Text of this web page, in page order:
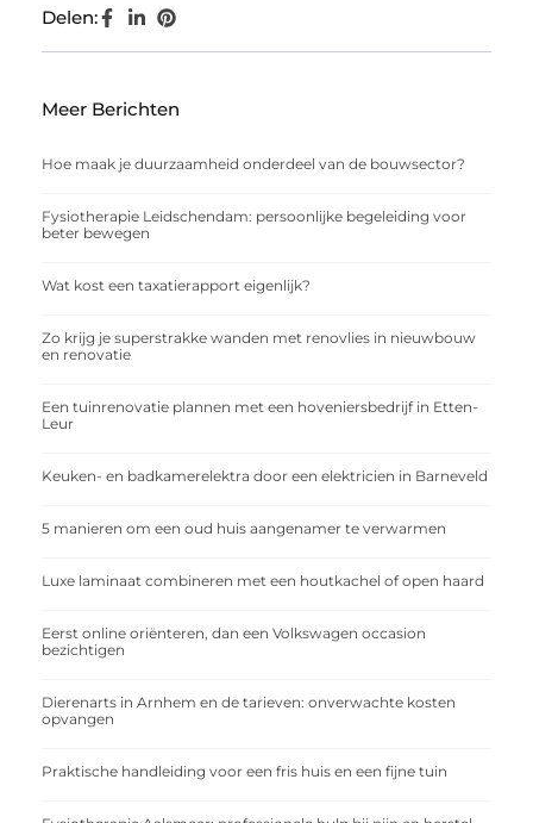
Delen:
Meer Berichten
Hoe maak je duurzaamheid onderdeel van de bouwsector?
Fysiotherapie Leidschendam: persoonlijke begeleiding voor
beter bewegen
Wat kost een taxatierapport eigenlijk?
Zo krijg je superstrakke wanden met renovlies in nieuwbouw
en renovatie
Een tuinrenovatie plannen met een hoveniersbedrijf in Etten-
Leur
Keuken- en badkamerelektra door een elektricien in Barneveld
5 manieren om een oud huis aangenamer te verwarmen
Luxe laminaat combineren met een houtkachel of open haard
Eerst online oriënteren, dan een Volkswagen occasion
bezichtigen
Dierenarts in Arnhem en de tarieven: onverwachte kosten
opvangen
Praktische handleiding voor een fris huis en een fijne tuin